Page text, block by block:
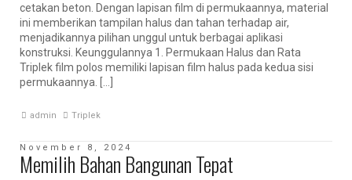
cetakan beton. Dengan lapisan film di permukaannya, material
ini memberikan tampilan halus dan tahan terhadap air,
menjadikannya pilihan unggul untuk berbagai aplikasi
konstruksi. Keunggulannya 1. Permukaan Halus dan Rata
Triplek film polos memiliki lapisan film halus pada kedua sisi
permukaannya. […]
admin Triplek
November 8, 2024
Memilih Bahan Bangunan Tepat